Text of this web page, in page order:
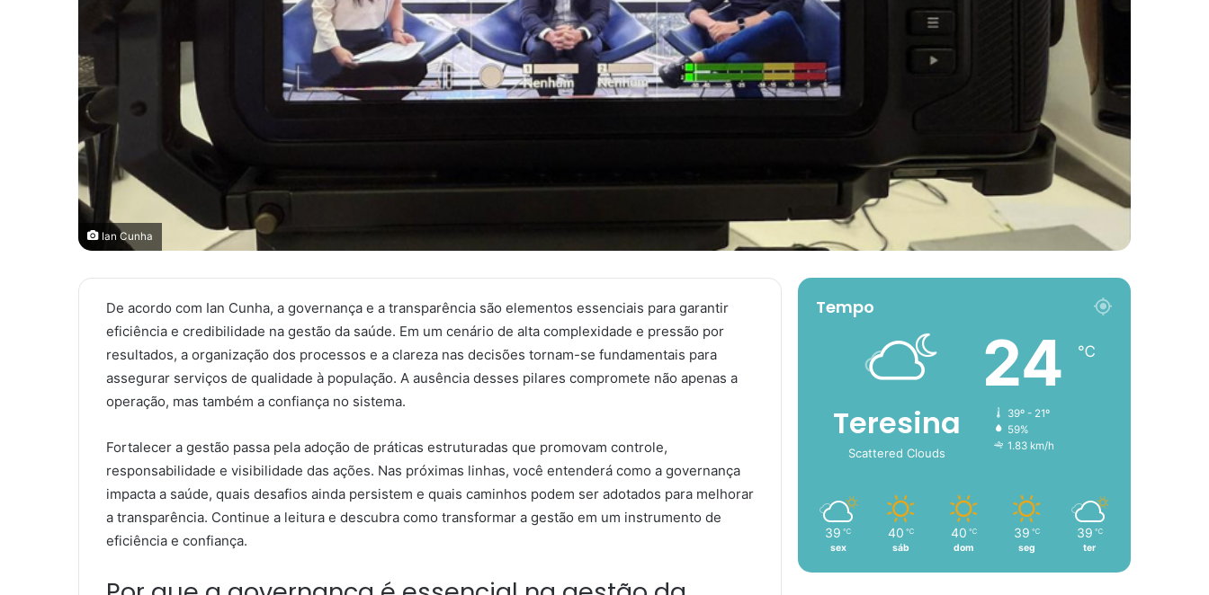
Ian Cunha
De acordo com Ian Cunha, a governança e a transparência são elementos essenciais para garantir
eficiência e credibilidade na gestão da saúde. Em um cenário de alta complexidade e pressão por
resultados, a organização dos processos e a clareza nas decisões tornam-se fundamentais para
assegurar serviços de qualidade à população. A ausência desses pilares compromete não apenas a
operação, mas também a confiança no sistema.
Fortalecer a gestão passa pela adoção de práticas estruturadas que promovam controle,
responsabilidade e visibilidade das ações. Nas próximas linhas, você entenderá como a governança
impacta a saúde, quais desafios ainda persistem e quais caminhos podem ser adotados para melhorar
a transparência. Continue a leitura e descubra como transformar a gestão em um instrumento de
eficiência e confiança.
Tempo
Teresina
Scattered Clouds
24 ℃
39º - 21º
59%
1.83 km/h
39 ℃
sex
40 ℃
sáb
40 ℃
dom
39 ℃
seg
39 ℃
ter